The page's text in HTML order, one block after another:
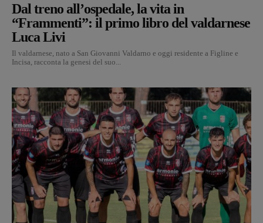
Dal treno all’ospedale, la vita in
“Frammenti”: il primo libro del valdarnese
Luca Livi
Il valdarnese, nato a San Giovanni Valdarno e oggi residente a Figline e
Incisa, racconta la genesi del suo...